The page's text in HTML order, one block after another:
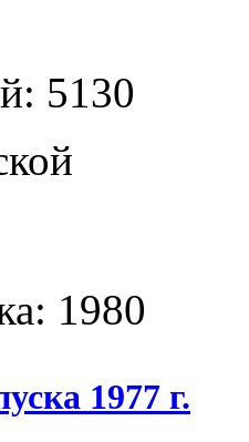
5130
1980
1977 г.